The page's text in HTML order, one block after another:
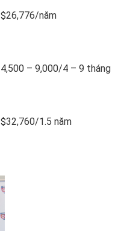
$26,776/năm
4,500 – 9,000/4 – 9 tháng
$32,760/1.5 năm